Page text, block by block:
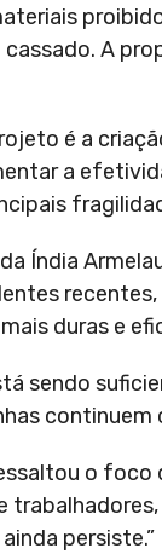
A
é a
a
Índia
duras e
sendo
o foco
persiste.”